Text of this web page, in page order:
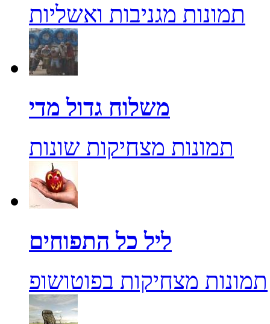
תמונות מגניבות ואשליות
משלוח גדול מדי
תמונות מצחיקות שונות
ליל כל התפוחים
תמונות מצחיקות בפוטושופ